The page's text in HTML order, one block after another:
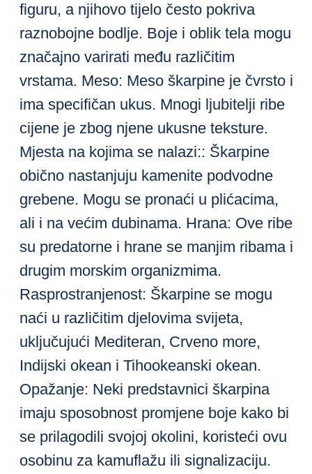
figuru, a njihovo tijelo često pokriva
raznobojne bodlje. Boje i oblik tela mogu
značajno varirati među različitim
vrstama. Meso: Meso škarpine je čvrsto i
ima specifičan ukus. Mnogi ljubitelji ribe
cijene je zbog njene ukusne teksture.
Mjesta na kojima se nalazi:: Škarpine
obično nastanjuju kamenite podvodne
grebene. Mogu se pronaći u plićacima,
ali i na većim dubinama. Hrana: Ove ribe
su predatorne i hrane se manjim ribama i
drugim morskim organizmima.
Rasprostranjenost: Škarpine se mogu
naći u različitim djelovima svijeta,
uključujući Mediteran, Crveno more,
Indijski okean i Tihookeanski okean.
Opažanje: Neki predstavnici škarpina
imaju sposobnost promjene boje kako bi
se prilagodili svojoj okolini, koristeći ovu
osobinu za kamuflažu ili signalizaciju.